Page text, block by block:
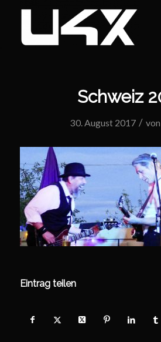
Schweiz
30. August 2017 /
Eintrag teilen